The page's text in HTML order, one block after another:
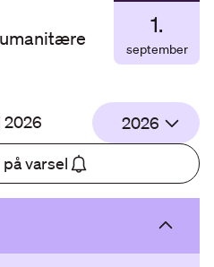
1.
september
2026 2026
varsel